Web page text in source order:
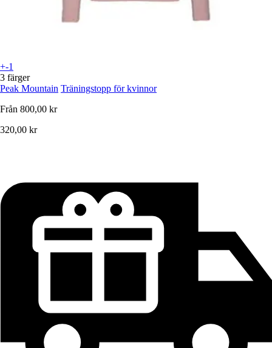
+-1
3 färger
Peak Mountain Träningstopp för kvinnor
Från 800,00 kr
320,00 kr